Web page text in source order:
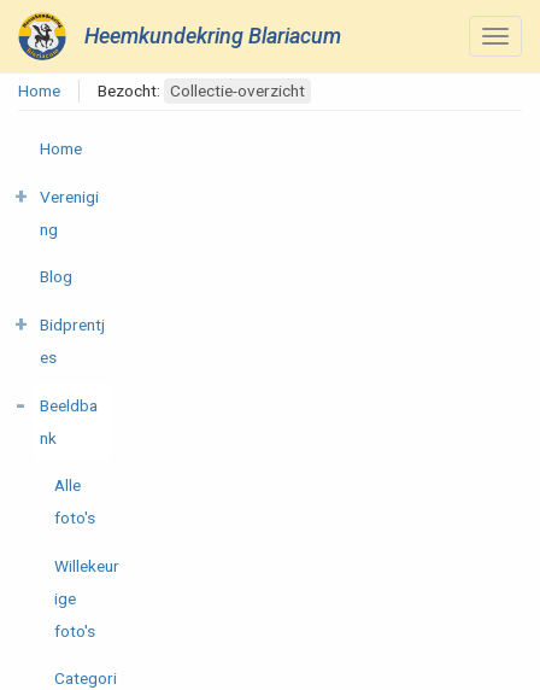
Heemkundekring Blariacum
Home Bezocht: Collectie-overzicht
Home
Verenigi
ng
Blog
Bidprentj
es
Beeldba
nk
Alle
foto's
Willekeur
ige
foto's
Categori